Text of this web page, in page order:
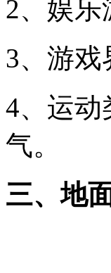
2、娱
3、游
4、运动
气。
三、地